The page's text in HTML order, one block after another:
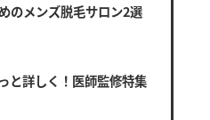
のメンズ脱毛サロン2選
と詳しく！医師監修特集